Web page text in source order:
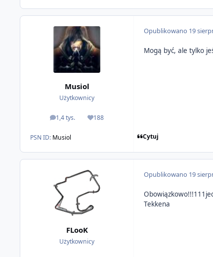
Musiol
Użytkownicy
1,4 tys.
odpowiedzi188
Reputacja
PSN ID: Musiol
Opublikowano 19
Mogą być, ale tylko
Cytuj
FLooK
Użytkownicy
Opublikowano 19
Tekkena